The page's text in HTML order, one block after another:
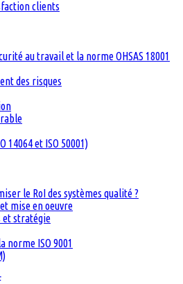
clients
au travail et la norme OHSAS 18001
des risques
14064 et ISO 50001)
le RoI des systèmes qualité ?
mise en oeuvre
et stratégie
norme ISO 9001